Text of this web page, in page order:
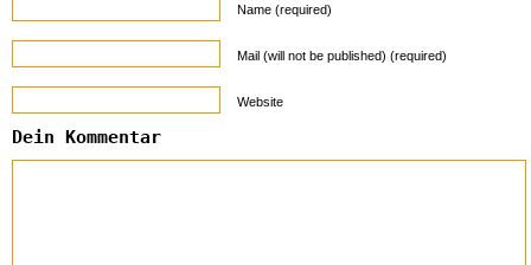
Name (required)
Mail (will not be published) (required)
Website
Dein Kommentar